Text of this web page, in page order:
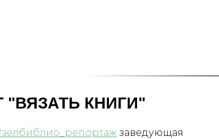
"ВЯЗАТЬ КНИГИ"
заведующая